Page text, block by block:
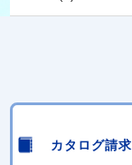
カタログ請求